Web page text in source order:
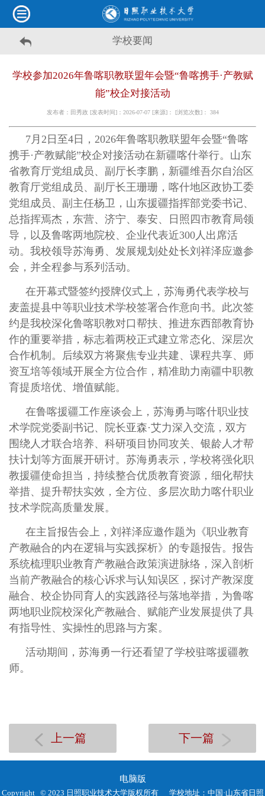
学校要闻
学校参加2026年鲁喀职教联盟年会暨“鲁喀携手·产教赋
能”校企对接活动
发布者：田秀政 [发表时间]：2026-07-07 [来源]： [浏览次数]： 384
7月2日至4日，2026年鲁喀职教联盟年会暨“鲁喀
携手·产教赋能”校企对接活动在新疆喀什举行。山东
省教育厅党组成员、副厅长李鹏，新疆维吾尔自治区
教育厅党组成员、副厅长王珊珊，喀什地区政协工委
党组成员、副主任杨卫，山东援疆指挥部党委书记、
总指挥焉杰，东营、济宁、泰安、日照四市教育局领
导，以及鲁喀两地院校、企业代表近300人出席活
动。我校领导苏海勇、发展规划处处长刘祥泽应邀参
会，并全程参与系列活动。
在开幕式暨签约授牌仪式上，苏海勇代表学校与
麦盖提县中等职业技术学校签署合作意向书。此次签
约是我校深化鲁喀职教对口帮扶、推进东西部教育协
作的重要举措，标志着两校正式建立常态化、深层次
合作机制。后续双方将聚焦专业共建、课程共享、师
资互培等领域开展全方位合作，精准助力南疆中职教
育提质培优、增值赋能。
在鲁喀援疆工作座谈会上，苏海勇与喀什职业技
术学院党委副书记、院长亚森·艾力深入交流，双方
围绕人才联合培养、科研项目协同攻关、银龄人才帮
扶计划等方面展开研讨。苏海勇表示，学校将强化职
教援疆使命担当，持续整合优质教育资源，细化帮扶
举措、提升帮扶实效，全方位、多层次助力喀什职业
技术学院高质量发展。
在主旨报告会上，刘祥泽应邀作题为《职业教育
产教融合的内在逻辑与实践探析》的专题报告。报告
系统梳理职业教育产教融合政策演进脉络，深入剖析
当前产教融合的核心诉求与认知误区，探讨产教深度
融合、校企协同育人的实践路径与落地举措，为鲁喀
两地职业院校深化产教融合、赋能产业发展提供了具
有指导性、实操性的思路与方案。
活动期间，苏海勇一行还看望了学校驻喀援疆教
师。
上一篇 下一篇
电脑版
Copyright © 2023 日照职业技术大学版权所有 学校地址：中国·山东省日照